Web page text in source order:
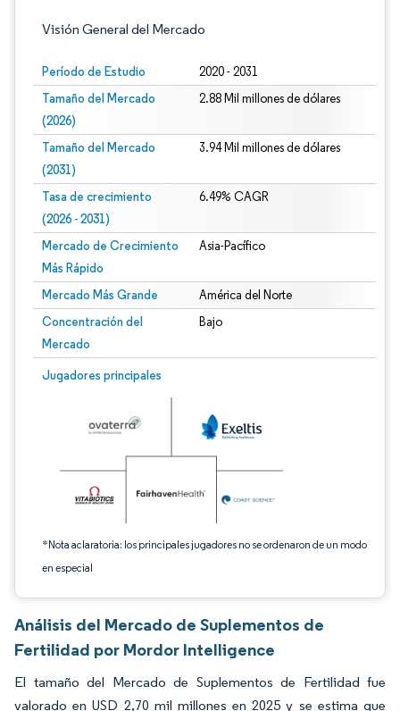
Visión General del Mercado
Período de Estudio 2020 - 2031
Tamaño del Mercado
(2026)
2.88 Mil millones de dólares
Tamaño del Mercado
(2031)
3.94 Mil millones de dólares
Tasa de crecimiento
(2026 - 2031)
6.49% CAGR
Mercado de Crecimiento
Más Rápido
Asia-Pacífico
Mercado Más Grande América del Norte
Concentración del
Mercado
Bajo
Jugadores principales
*Nota aclaratoria: los principales jugadores no se ordenaron de un modo
en especial
Imagen © Mordor Intelligence. El uso requiere atribución según CC BY 4.0.
Análisis del Mercado de Suplementos de
Fertilidad por Mordor Intelligence
El tamaño del Mercado de Suplementos de Fertilidad fue
valorado en USD 2,70 mil millones en 2025 y se estima que